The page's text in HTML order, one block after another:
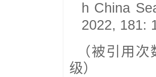
h China
2022, 181:
（被引用次
级）